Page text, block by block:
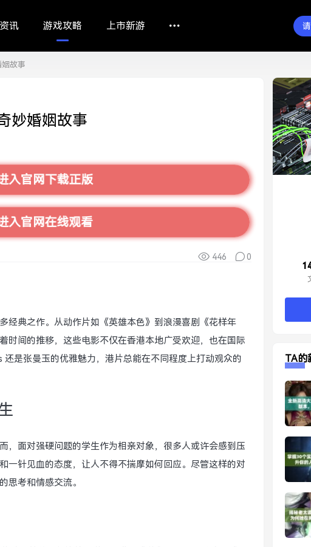
讯 游戏攻略 上市新游
故事
妙婚姻故事
入官网下载正版
入官网在线观看
446 0
经典之作。从动作片如《英雄本色》到浪漫喜剧《花样年
时间的推移，这些电影不仅在香港本地广受欢迎，也在国际
是张曼玉的优雅魅力，港片总能在不同程度上打动观众的
，面对强硬问题的学生作为相亲对象，很多人或许会感到压
一针见血的态度，让人不得不揣摩如何回应。尽管这样的对
思考和情感交流。
TA的